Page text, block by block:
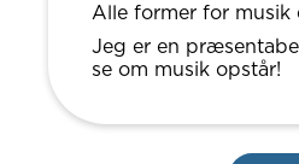
Alle former for musik
Jeg er en
se om musik opstår!